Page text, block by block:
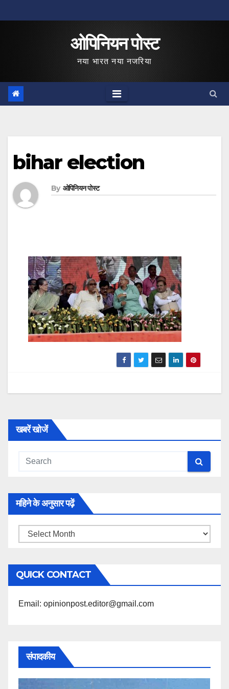
to
ओपिनियन पोस्ट
नया भारत नया नजरिया
bihar election
By ओपिनियन पोस्ट
खबरें खोजें
महिने के अनुसार पढ़ें
महिने
अनुसार
पढ़ें
QUICK CONTACT
Email: opinionpost.editor@gmail.com
संपादकीय